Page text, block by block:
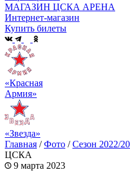
МАГАЗИН ЦСКА АРЕНА
Интернет-магазин
Купить билеты
«Красная
Армия»
«Звезда»
Главная /Фото /Сезон 2022/
ЦСКА
9 марта 2023